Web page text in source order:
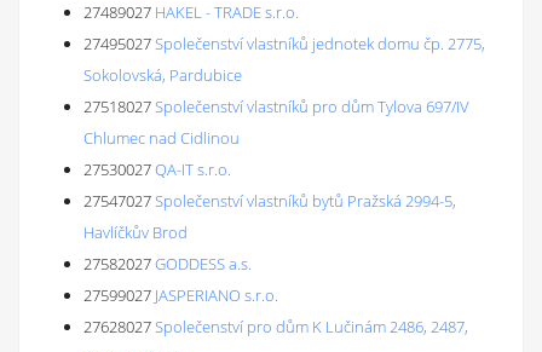
27489027 HAKEL - TRADE s.r.o.
27495027Společenství vlastníků jednotek domu čp. 2775,
Sokolovská, Pardubice
27518027Společenství vlastníků pro dům Tylova 697/IV
Chlumec nad Cidlinou
27530027QA-IT s.r.o.
27547027Společenství vlastníků bytů Pražská 2994-5,
Havlíčkův Brod
27582027GODDESS a.s.
27599027 JASPERIANO s.r.o.
27628027Společenství pro dům K Lučinám 2486, 2487,